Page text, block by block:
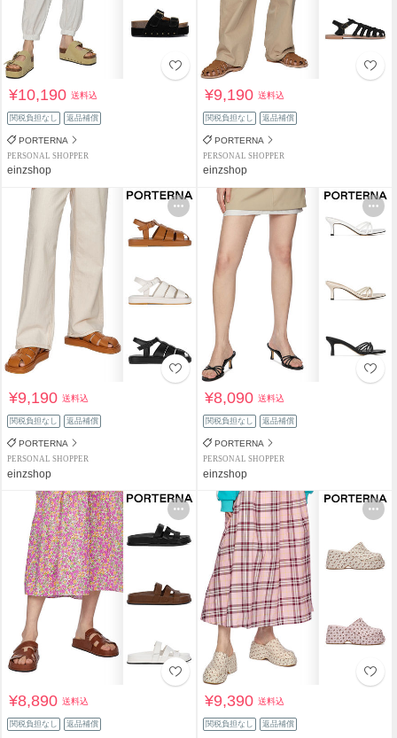
¥10,190送料込
関税負担なし 返品補償
PORTERNA
PERSONAL SHOPPER
einzshop
¥9,190送料込
関税負担なし 返品補償
PORTERNA
PERSONAL SHOPPER
einzshop
¥9,190送料込
関税負担なし 返品補償
PORTERNA
PERSONAL SHOPPER
einzshop
¥8,090送料込
関税負担なし 返品補償
PORTERNA
PERSONAL SHOPPER
einzshop
¥8,890送料込
関税負担なし 返品補償
¥9,390送料込
関税負担なし 返品補償